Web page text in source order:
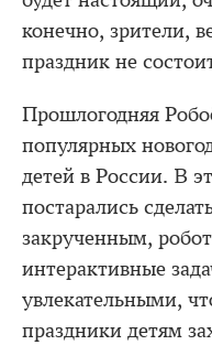
конечно, зрители,
праздник не
Прошлогодняя
популярных
детей в России. В
постарались
закрученным,
интерактивные
увлекательными,
праздники детям